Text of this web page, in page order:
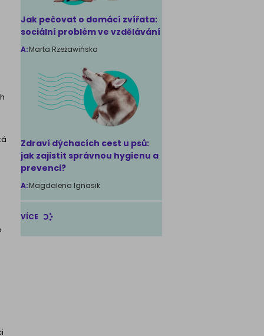
Jak pečovat o domácí zvířata:
sociální problém ve vzdělávání
A:Marta Rzeżawińska
Zdraví dýchacích cest u psů:
jak zajistit správnou hygienu a
prevenci?
A:Magdalena Ignasik
VÍCE